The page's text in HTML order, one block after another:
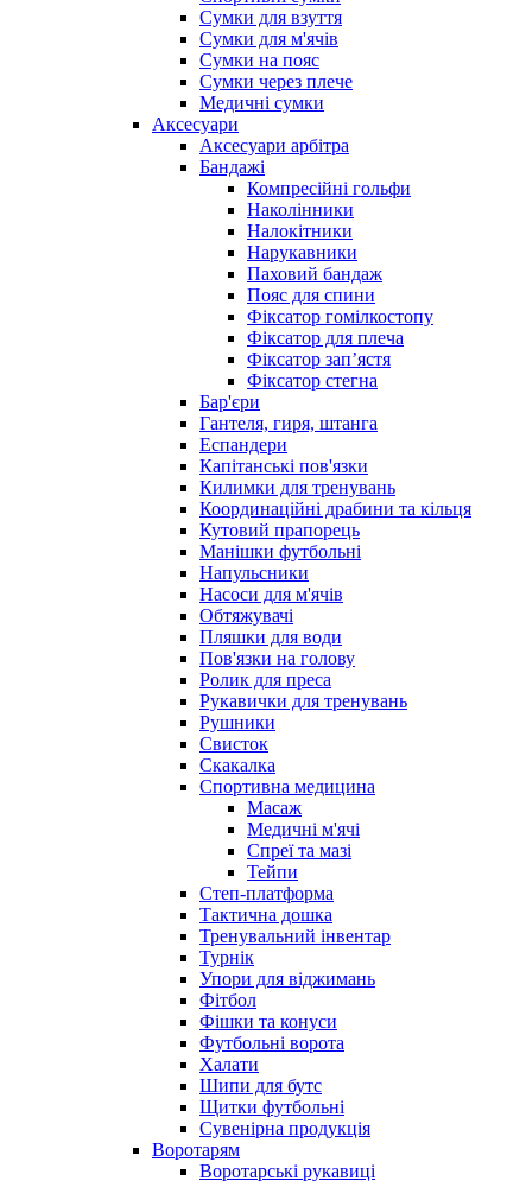
Сумки для взуття
Сумки для м'ячів
Сумки на пояс
Сумки через плече
Медичні сумки
Аксесуари
Аксесуари арбітра
Бандажі
Компресійні гольфи
Наколінники
Налокітники
Нарукавники
Паховий бандаж
Пояс для спини
Фіксатор гомілкостопу
Фіксатор для плеча
Фіксатор запʼястя
Фіксатор стегна
Бар'єри
Гантеля, гиря, штанга
Еспандери
Капітанські пов'язки
Килимки для тренувань
Координаційні драбини та кільця
Кутовий прапорець
Манішки футбольні
Напульсники
Насоси для м'ячів
Обтяжувачі
Пляшки для води
Пов'язки на голову
Ролик для преса
Рукавички для тренувань
Рушники
Свисток
Скакалка
Спортивна медицина
Масаж
Медичні м'ячі
Спреї та мазі
Тейпи
Степ-платформа
Тактична дошка
Тренувальний інвентар
Турнік
Упори для віджимань
Фітбол
Фішки та конуси
Футбольні ворота
Халати
Шипи для бутс
Щитки футбольні
Сувенірна продукція
Воротарям
Воротарські рукавиці